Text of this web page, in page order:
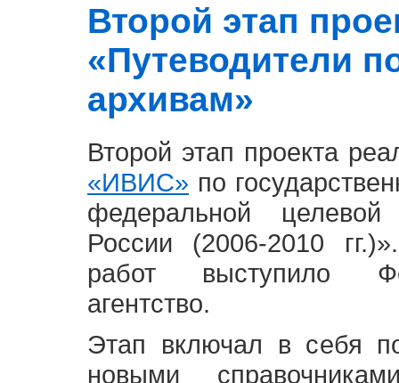
Второй этап
«Путеводители
архивам»
Второй этап проекта
«ИВИС» по
федеральной
России (2006-2010
работ выступило
агентство.
Этап включал в себя
новыми